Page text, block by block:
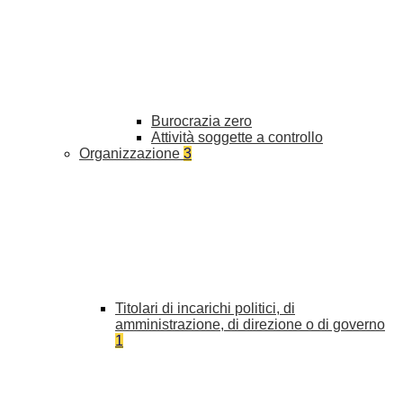
Burocrazia zero
Attività soggette a controllo
Organizzazione 3
Titolari di incarichi politici, di
amministrazione, di direzione o di governo
1